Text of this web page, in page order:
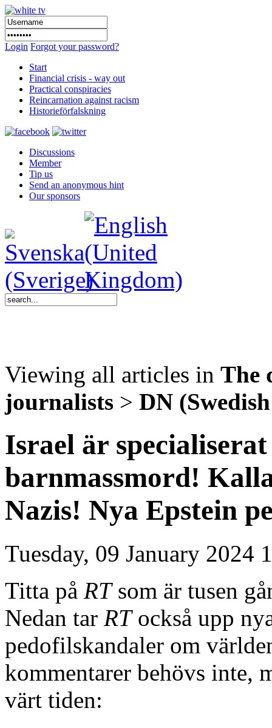
Login Forgot your password?
Start
Financial crisis - way out
Practical conspiracies
Reincarnation against racism
Historieförfalskning
Discussions
Member
Tip us
Send an anonymous hint
Our sponsors
Viewing all articles in The
journalists > DN
Israel är
barnmassmord!
Nazis! Nya Epstein
Tuesday, 09 January 2024
Titta på RTsom är tusen
Nedan tar RTockså upp
pedofilskandaler om
kommentarer behövs inte,
värt tiden: